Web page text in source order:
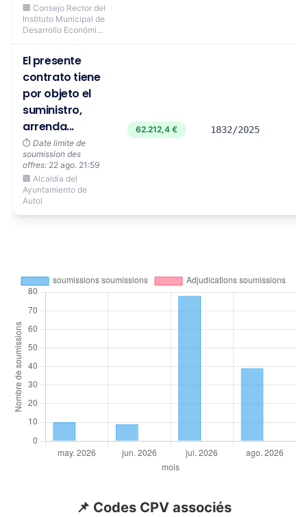
🏢 Consejo Rector del
Instituto Municipal de
Desarrollo Económi...
El presente
contrato tiene
por objeto el
suministro,
arrenda...
⏱️ Date limite de
soumission des
offres: 22 ago. 21:59
🏢 Alcaldía del
Ayuntamiento de
Autol
62.212,4 € 1832/2025
📌 Codes CPV associés